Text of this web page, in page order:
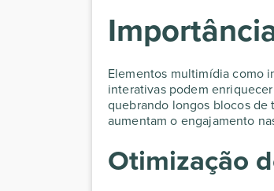
Elementos multimídia como
interativas podem
quebrando longos blocos
aumentam o engajamento
Otimização